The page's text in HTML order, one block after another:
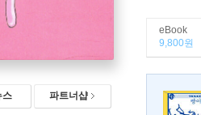
스 파트너샵
eBook
9,800원